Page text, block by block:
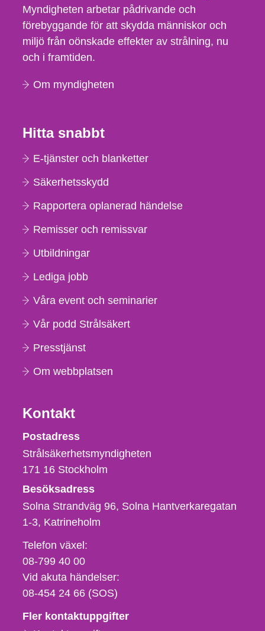
Myndigheten arbetar pådrivande och
förebyggande för att skydda människor och
miljö från oönskade effekter av strålning, nu
och i framtiden.
Om myndigheten
Hitta snabbt
E-tjänster och blanketter
Säkerhetsskydd
Rapportera oplanerad händelse
Remisser och remissvar
Utbildningar
Lediga jobb
Våra event och seminarier
Vår podd Strålsäkert
Presstjänst
Om webbplatsen
Kontakt
Strålsäkerhetsmyndigheten
Postadress
Strålsäkerhetsmyndigheten
171 16 Stockholm
Besöksadress
Solna Strandväg 96, Solna Hantverkaregatan
1-3 Katrineholm
Telefon,
fax
och
e-
Telefon växel:
08-799 40 00
Vid akuta händelser:
08-454 24 66 (SOS)
Fler kontaktuppgifter